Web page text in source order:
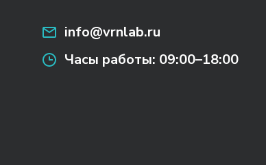
info@vrnlab.ru
Часы работы: 09:00–18:00